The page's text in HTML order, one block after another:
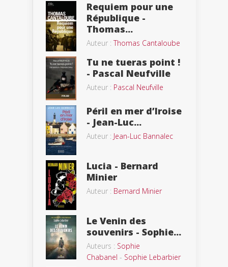
Requiem pour une
République -
Thomas...
Auteur :Thomas Cantaloube
Tu ne tueras point !
- Pascal Neufville
Auteur : Pascal Neufville
Péril en mer d’Iroise
- Jean-Luc...
Auteur : Jean-Luc Bannalec
Lucia - Bernard
Minier
Auteur : Bernard Minier
Le Venin des
souvenirs - Sophie...
Auteurs : Sophie
Chabanel - Sophie Lebarbier